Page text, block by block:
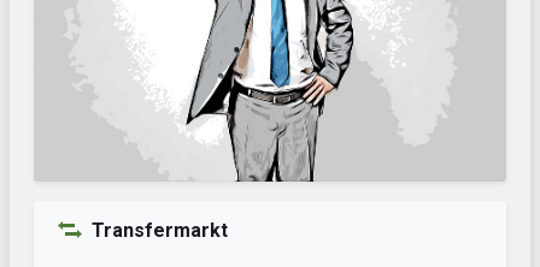
Transfermarkt